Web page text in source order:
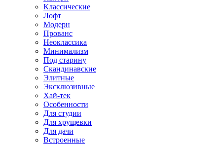
Классические
Лофт
Модерн
Прованс
Неоклассика
Минимализм
Под старину
Скандинавские
Элитные
Эксклюзивные
Хай-тек
Особенности
Для студии
Для хрущевки
Для дачи
Встроенные